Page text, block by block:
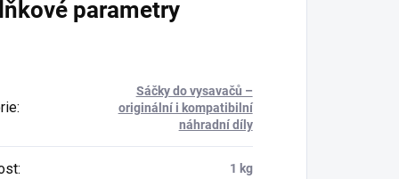
parametry
:
Sáčky do vysavačů –
originální i kompatibilní
náhradní díly
: 1 kg